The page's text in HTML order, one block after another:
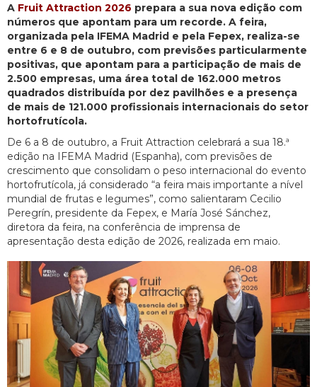
A Fruit Attraction 2026 prepara a sua nova edição com
números que apontam para um recorde. A feira,
organizada pela IFEMA Madrid e pela Fepex, realiza-se
entre 6 e 8 de outubro, com previsões particularmente
positivas, que apontam para a participação de mais de
2.500 empresas, uma área total de 162.000 metros
quadrados distribuída por dez pavilhões e a presença
de mais de 121.000 profissionais internacionais do setor
hortofrutícola.
De 6 a 8 de outubro, a Fruit Attraction celebrará a sua 18.ª
edição na IFEMA Madrid (Espanha), com previsões de
crescimento que consolidam o peso internacional do evento
hortofrutícola, já considerado “a feira mais importante a nível
mundial de frutas e legumes”, como salientaram Cecilio
Peregrín, presidente da Fepex, e María José Sánchez,
diretora da feira, na conferência de imprensa de
apresentação desta edição de 2026, realizada em maio.